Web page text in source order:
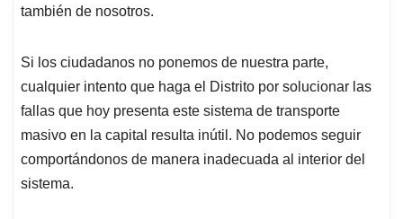
p
o
I
también de nosotros.
Si los ciudadanos no ponemos de nuestra parte,
cualquier intento que haga el Distrito por solucionar las
fallas que hoy presenta este sistema de transporte
masivo en la capital resulta inútil. No podemos seguir
comportándonos de manera inadecuada al interior del
sistema.